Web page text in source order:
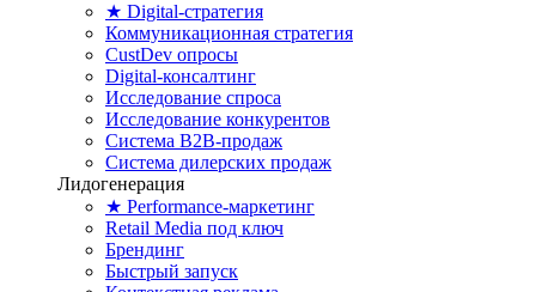
★ Digital-стратегия
Коммуникационная стратегия
CustDev опросы
Digital-консалтинг
Исследование спроса
Исследование конкурентов
Система B2B-продаж
Система дилерских продаж
Лидогенерация
★ Performance-маркетинг
Retail Media под ключ
Брендинг
Быстрый запуск